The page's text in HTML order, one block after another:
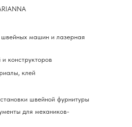
швейных машин и лазерная
клей
конструкторов
швейной фурнитуры
для механиков-